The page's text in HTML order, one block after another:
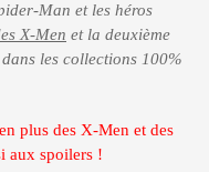
Man et les héros
X-Men et la deuxième
, dans les collections 100%
plus des X-Men et des
aux spoilers !